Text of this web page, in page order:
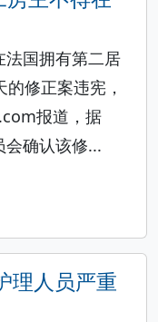
法国拥有第二居
修正案违宪，
报道，据
会确认该修...
理人员严重